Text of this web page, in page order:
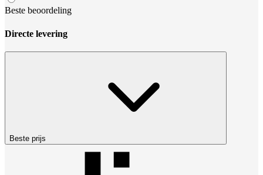
Beste beoordeling
Directe levering
Beste prijs